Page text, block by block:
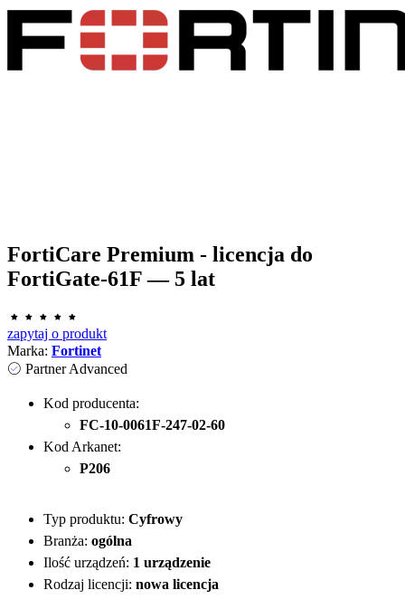
FortiCare Premium - licencja do
FortiGate-61F — 5 lat
zapytaj o produkt
Marka: Fortinet
Partner Advanced
Kod producenta:
FC-10-0061F-247-02-60
Kod Arkanet:
P206
Typ produktu: Cyfrowy
Branża: ogólna
Ilość urządzeń: 1 urządzenie
Rodzaj licencji: nowa licencja